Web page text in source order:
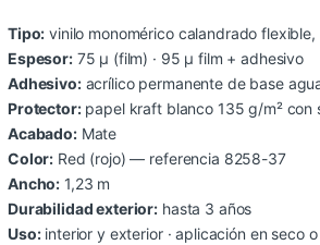
Tipo: vinilo monomérico calandrado flexible,
Espesor:75 µ (film) · 95 µ film + adhesivo
Adhesivo:acrílico permanente de base
Protector:papel kraft blanco 135 g/m² con
Acabado:Mate
Color: Red (rojo) — referencia 8258-37
Ancho: 1,23 m
Durabilidad exterior: hasta 3 años
Uso:interior y exterior · aplicación en seco